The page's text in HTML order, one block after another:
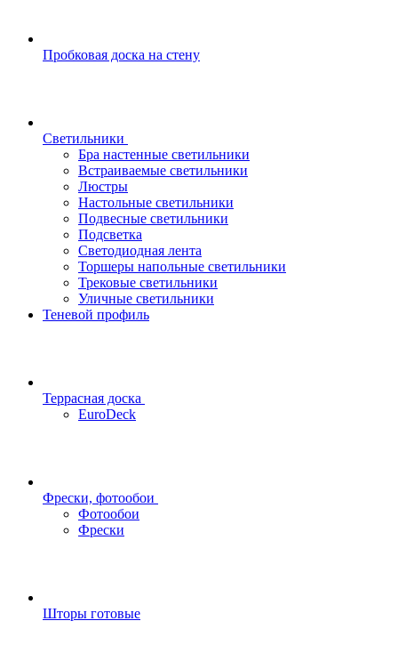
Пробковая доска на стену
Светильники
Бра настенные светильники
Встраиваемые светильники
Люстры
Настольные светильники
Подвесные светильники
Подсветка
Светодиодная лента
Торшеры напольные светильники
Трековые светильники
Уличные светильники
Теневой профиль
Террасная доска
EuroDeck
Фрески, фотообои
Фотообои
Фрески
Шторы готовые